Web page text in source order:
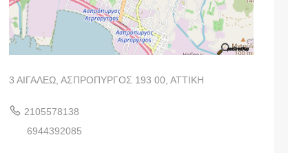
3 ΑΙΓΑΛΕΩ, ΑΣΠΡΟΠΥΡΓΟΣ 193 00, ΑΤΤΙΚΗ
2105578138
6944392085